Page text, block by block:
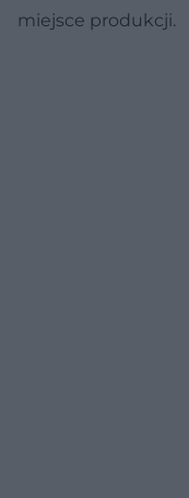
miejsce produkcji.